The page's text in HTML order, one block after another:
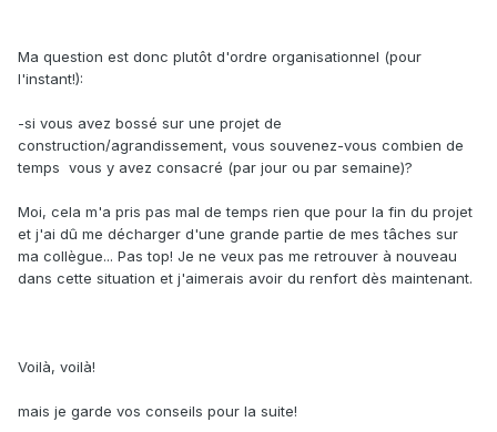
Ma question est donc plutôt d'ordre organisationnel (pour
l'instant!):
-si vous avez bossé sur une projet de
construction/agrandissement, vous souvenez-vous combien de
temps vous y avez consacré (par jour ou par semaine)?
Moi, cela m'a pris pas mal de temps rien que pour la fin du projet
et j'ai dû me décharger d'une grande partie de mes tâches sur
ma collègue... Pas top! Je ne veux pas me retrouver à nouveau
dans cette situation et j'aimerais avoir du renfort dès maintenant.
Voilà, voilà!
mais je garde vos conseils pour la suite!